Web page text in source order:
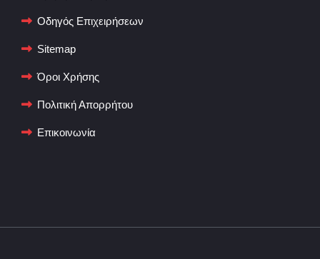
Οδηγός Επιχειρήσεων
Sitemap
Όροι Χρήσης
Πολιτική Απορρήτου
Επικοινωνία